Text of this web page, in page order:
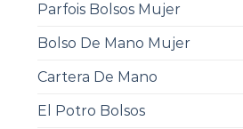
Parfois Bolsos Mujer
Bolso De Mano Mujer
Cartera De Mano
El Potro Bolsos